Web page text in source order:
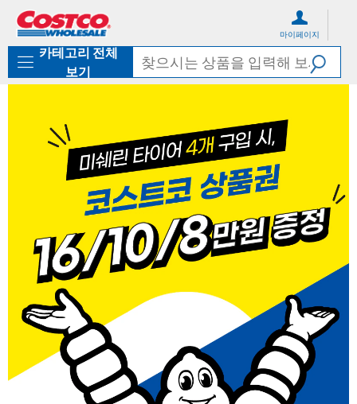
로
가
마이페이지
카테고리 전체
보기